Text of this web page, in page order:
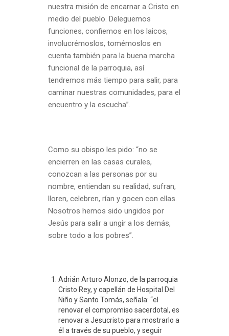
nuestra misión de encarnar a Cristo en
medio del pueblo. Deleguemos
funciones, confiemos en los laicos,
involucrémoslos, tomémoslos en
cuenta también para la buena marcha
funcional de la parroquia, así
tendremos más tiempo para salir, para
caminar nuestras comunidades, para el
encuentro y la escucha”.
Como su obispo les pido: “no se
encierren en las casas curales,
conozcan a las personas por su
nombre, entiendan su realidad, sufran,
lloren, celebren, rían y gocen con ellas.
Nosotros hemos sido ungidos por
Jesús para salir a ungir a los demás,
sobre todo a los pobres”.
Adrián Arturo Alonzo, de la parroquia
Cristo Rey, y capellán de Hospital Del
Niño y Santo Tomás, señala: “el
renovar el compromiso sacerdotal, es
renovar a Jesucristo para mostrarlo a
él a través de su pueblo, y seguir